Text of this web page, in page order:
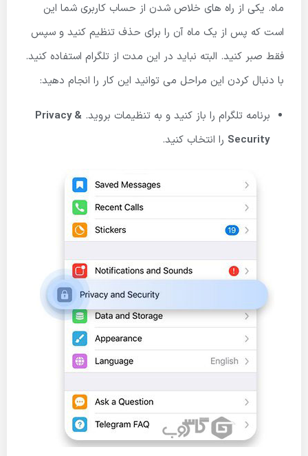
ماه. یکی از راه های خلاص شدن از حساب کاربری شما این
است که پس از یک ماه آن را برای حذف تنظیم کنید و سپس
فقط صبر کنید. البته نباید در این مدت از تلگرام استفاده کنید.
با دنبال کردن این مراحل می توانید این کار را انجام دهید:
برنامه تلگرام را باز کنید و به تنظیمات بروید. Privacy &
Security را انتخاب کنید.